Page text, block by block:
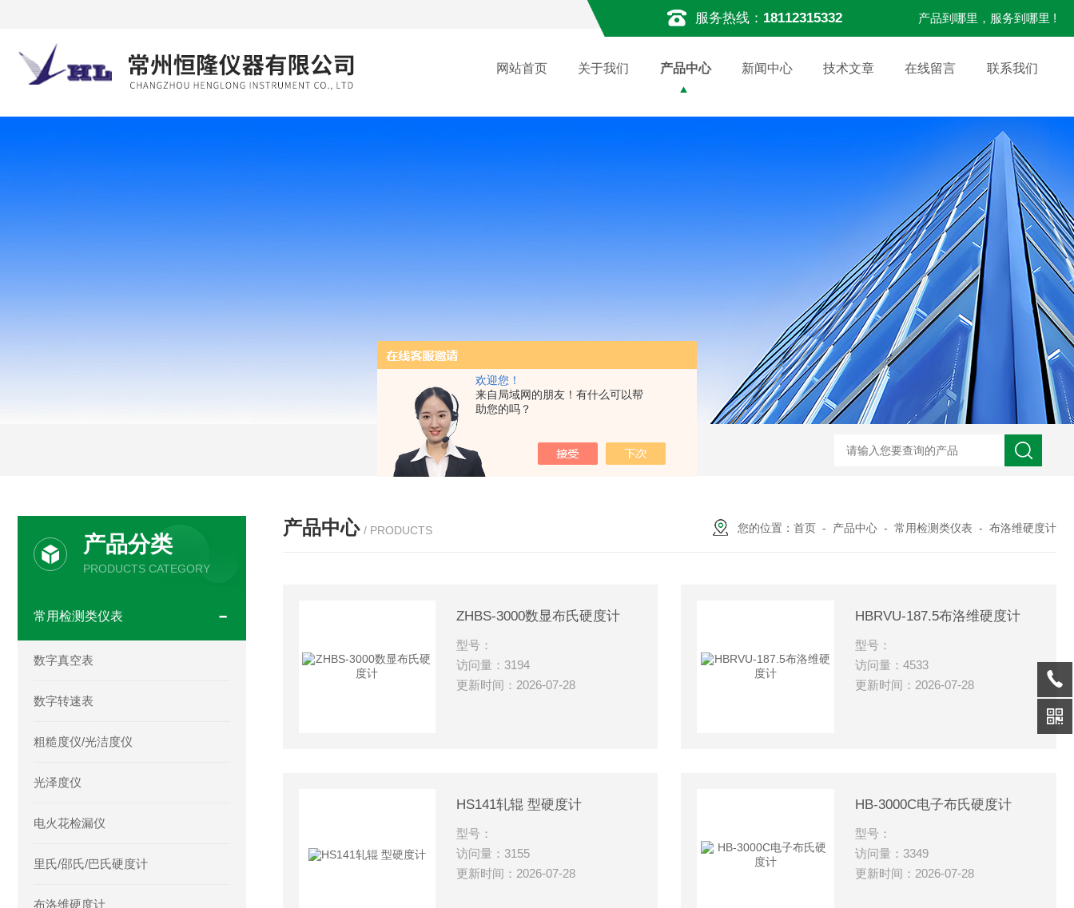
欢迎您！
来自局域网的朋友！有什么可以帮
助您的吗？
服务热线： 18112315332 产品到哪里，服务到哪里 !
网站首页 关于我们 产品中心 新闻中心 技术文章 在线留言 联系我们
产品分类
PRODUCTS CATEGORY
常用检测类仪表
数字真空表
数字转速表
粗糙度仪/光洁度仪
光泽度仪
电火花检漏仪
里氏/邵氏/巴氏硬度计
布洛维硬度计
产品中心 / PRODUCTS 您的位置： 首页 - 产品中心 - 常用检测类仪表 - 布洛维硬度计
ZHBS-3000数显布氏硬度计
型号：
访问量：3194
更新时间：2026-07-28
HBRVU-187.5布洛维硬度计
型号：
访问量：4533
更新时间：2026-07-28
HS141轧辊 型硬度计
型号：
访问量：3155
更新时间：2026-07-28
HB-3000C电子布氏硬度计
型号：
访问量：3349
更新时间：2026-07-28